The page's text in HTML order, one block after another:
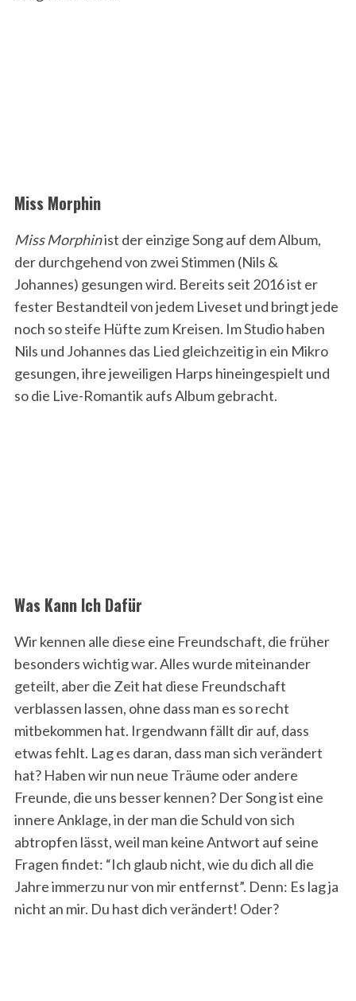
Miss Morphin
Miss Morphinist der einzige Song auf dem Album,
der durchgehend von zwei Stimmen (Nils &
Johannes) gesungen wird. Bereits seit 2016 ist er
fester Bestandteil von jedem Liveset und bringt jede
noch so steife Hüfte zum Kreisen. Im Studio haben
Nils und Johannes das Lied gleichzeitig in ein Mikro
gesungen, ihre jeweiligen Harps hineingespielt und
so die Live-Romantik aufs Album gebracht.
Was Kann Ich Dafür
Wir kennen alle diese eine Freundschaft, die früher
besonders wichtig war. Alles wurde miteinander
geteilt, aber die Zeit hat diese Freundschaft
verblassen lassen, ohne dass man es so recht
mitbekommen hat. Irgendwann fällt dir auf, dass
etwas fehlt. Lag es daran, dass man sich verändert
hat? Haben wir nun neue Träume oder andere
Freunde, die uns besser kennen? Der Song ist eine
innere Anklage, in der man die Schuld von sich
abtropfen lässt, weil man keine Antwort auf seine
Fragen findet: “Ich glaub nicht, wie du dich all die
Jahre immerzu nur von mir entfernst”. Denn: Es lag ja
nicht an mir. Du hast dich verändert! Oder?